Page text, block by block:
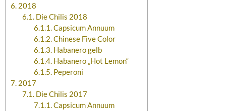
6. 2018
6.1.Die Chilis 2018
6.1.1.Capsicum Annuum
6.1.2.Chinese Five Color
6.1.3.Habanero gelb
6.1.4.Habanero „Hot Lemon“
6.1.5.Peperoni
7. 2017
7.1.Die Chilis 2017
7.1.1.Capsicum Annuum